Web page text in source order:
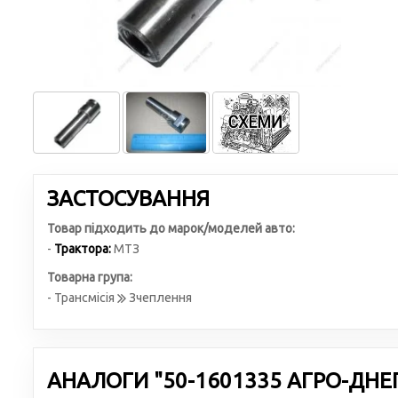
ЗАСТОСУВАННЯ
Товар підходить до марок/моделей авто:
- Трактора:МТЗ
Товарна група:
- Трансмісія
Зчеплення
АНАЛОГИ "50-1601335 АГРО-